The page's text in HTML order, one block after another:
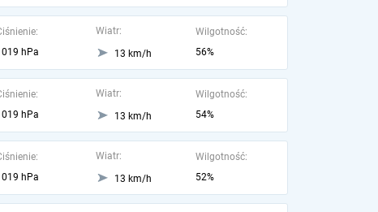
hPa
Wiatr:
13 km/h
Wilgotność:
56%
hPa
Wiatr:
13 km/h
Wilgotność:
54%
hPa
Wiatr:
13 km/h
Wilgotność:
52%